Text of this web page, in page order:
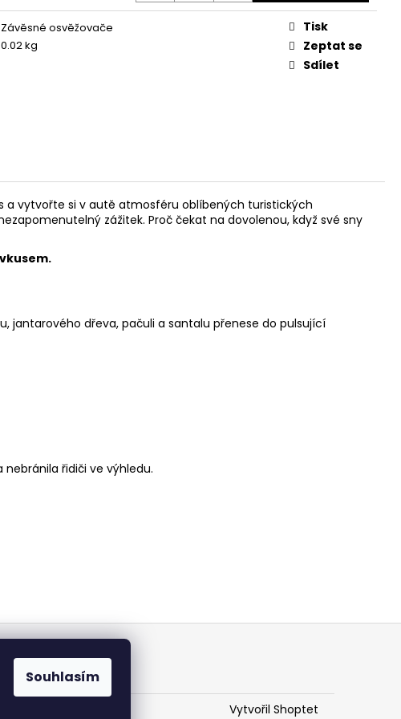
Souhlasím
Závěsné osvěžovače
0.02 kg
Tisk
Zeptat se
Sdílet
a vytvořte si v autě atmosféru oblíbených turistických
zážitek. Proč čekat na dovolenou, když své sny
jantarového dřeva, pačuli a santalu přenese do pulsující
řidiči ve výhledu.
Vytvořil Shoptet